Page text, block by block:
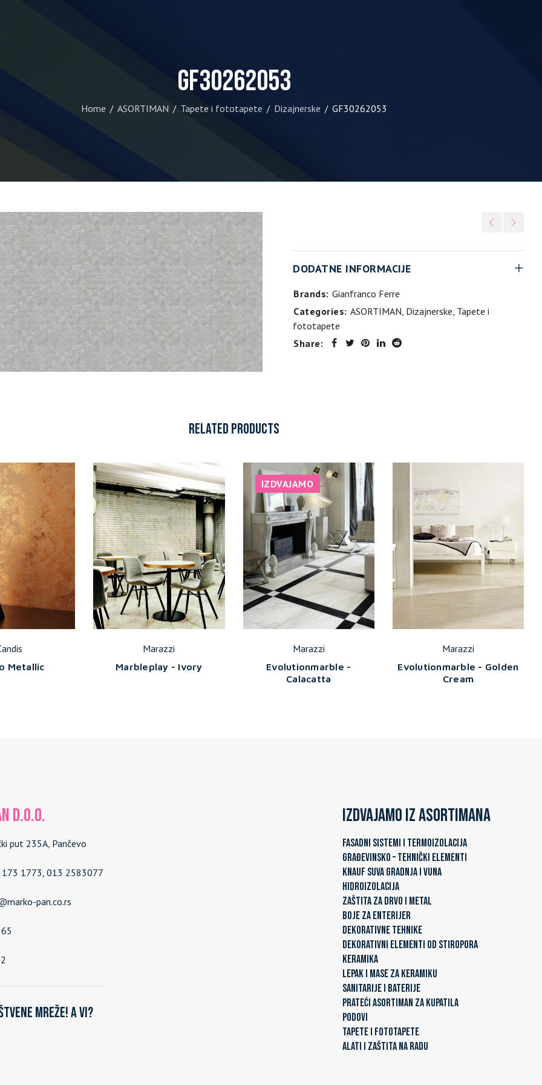
GF30262053
Home / ASORTIMAN / Tapete i fototapete / Dizajnerske / GF30262053
DODATNE INFORMACIJE
Brands: Gianfranco Ferre
Categories: ASORTIMAN, Dizajnerske, Tapete i
fototapete
Share:
RELATED PRODUCTS
Metallic
Marazzi
Marbleplay - Ivory
IZDVAJAMO
Marazzi
Evolutionmarble -
Calacatta
Marazzi
Evolutionmarble - Golden
Cream
d.o.o.
put 235A, Pančevo
173 1773, 013 2583077
pan.co.rs
mreže! A vi?
Izdvajamo iz asortimana
FASADNI SISTEMI I TERMOIZOLACIJA
GRAĐEVINSKO – TEHNIČKI ELEMENTI
KNAUF SUVA GRADNJA I VUNA
HIDROIZOLACIJA
ZAŠTITA ZA DRVO I METAL
BOJE ZA ENTERIJER
DEKORATIVNE TEHNIKE
DEKORATIVNI ELEMENTI OD STIROPORA
KERAMIKA
LEPAK I MASE ZA KERAMIKU
SANITARIJE I BATERIJE
PRATEĆI ASORTIMAN ZA KUPATILA
PODOVI
TAPETE I FOTOTAPETE
ALATI I ZAŠTITA NA RADU